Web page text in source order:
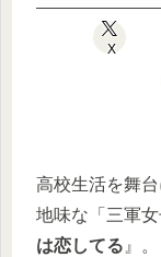
X
高校生活を舞
地味な「三軍
は恋してる 』。